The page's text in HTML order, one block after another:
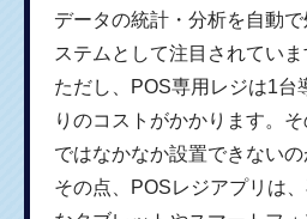
データの統計・分析を自動
ステムとして注目されていま
ただし、POS専用レジは1台
りのコストがかかります。
ではなかなか設置できないの
その点、POSレジアプリは